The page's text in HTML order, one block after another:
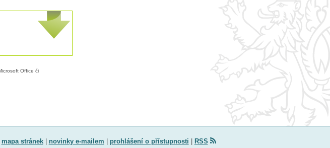
Office či
mapa stránek| novinky e-mailem prohlášení o přístupnosti RSS